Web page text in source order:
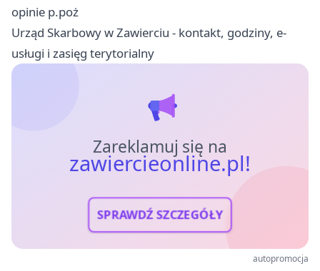
opinie p.poż
Urząd Skarbowy w Zawierciu - kontakt, godziny, e-
usługi i zasięg terytorialny
Zareklamuj się na
zawiercieonline.pl!
SPRAWDŹ SZCZEGÓŁY
autopromocja